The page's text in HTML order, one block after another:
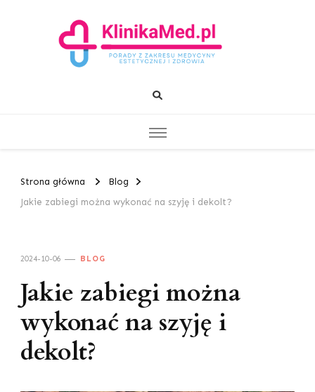
KlinikaMed.pl
Strona główna
Blog
Jakie zabiegi można wykonać na szyję i dekolt?
2024-10-06 BLOG
Jakie zabiegi można
wykonać na szyję i
dekolt?